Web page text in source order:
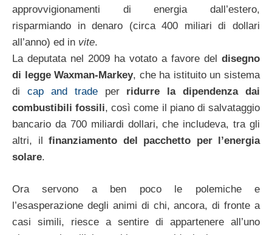
approvvigionamenti di energia dall’estero,
risparmiando in denaro (circa 400 miliari di dollari
all’anno) ed in vite.
La deputata nel 2009 ha votato a favore del disegno
di legge Waxman-Markey, che ha istituito un sistema
di cap and tradeper ridurre la dipendenza dai
combustibili fossili, così come il piano di salvataggio
bancario da 700 miliardi dollari, che includeva, tra gli
altri, il finanziamento del pacchetto per l’energia
solare.
Ora servono a ben poco le polemiche e
l’esasperazione degli animi di chi, ancora, di fronte a
casi simili, riesce a sentire di appartenere all’uno